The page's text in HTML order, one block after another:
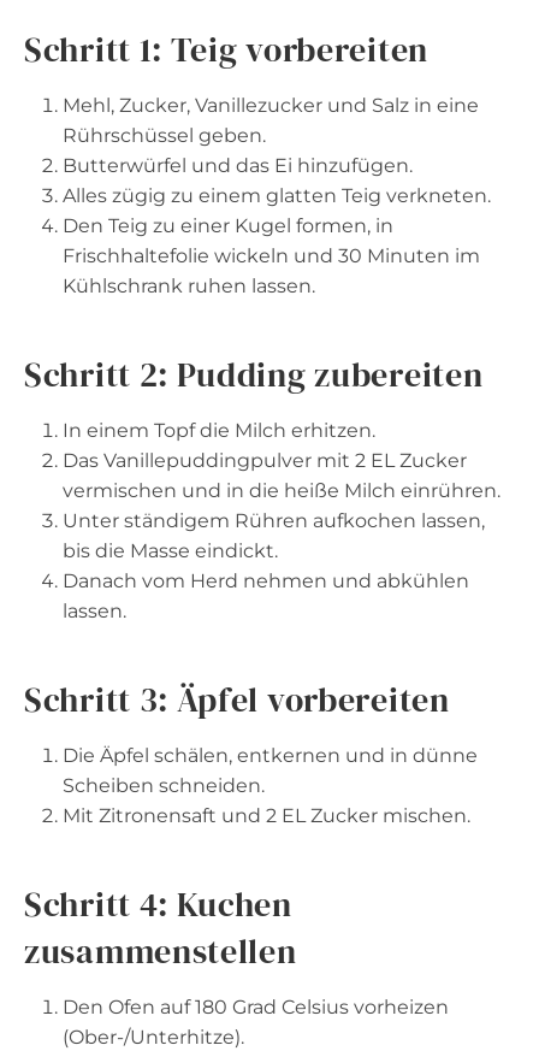
Schritt 1: Teig vorbereiten
Mehl, Zucker, Vanillezucker und Salz in eine
Rührschüssel geben.
Butterwürfel und das Ei hinzufügen.
Alles zügig zu einem glatten Teig verkneten.
Den Teig zu einer Kugel formen, in
Frischhaltefolie wickeln und 30 Minuten im
Kühlschrank ruhen lassen.
Schritt 2: Pudding zubereiten
In einem Topf die Milch erhitzen.
Das Vanillepuddingpulver mit 2 EL Zucker
vermischen und in die heiße Milch einrühren.
Unter ständigem Rühren aufkochen lassen,
bis die Masse eindickt.
Danach vom Herd nehmen und abkühlen
lassen.
Schritt 3: Äpfel vorbereiten
Die Äpfel schälen, entkernen und in dünne
Scheiben schneiden.
Mit Zitronensaft und 2 EL Zucker mischen.
Schritt 4: Kuchen
zusammenstellen
Den Ofen auf 180 Grad Celsius vorheizen
(Ober-/Unterhitze).